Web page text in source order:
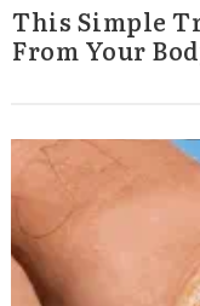
This Simple
From Your